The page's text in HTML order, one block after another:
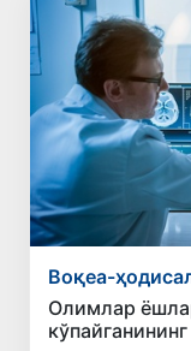
Воқеа-
Олимлар